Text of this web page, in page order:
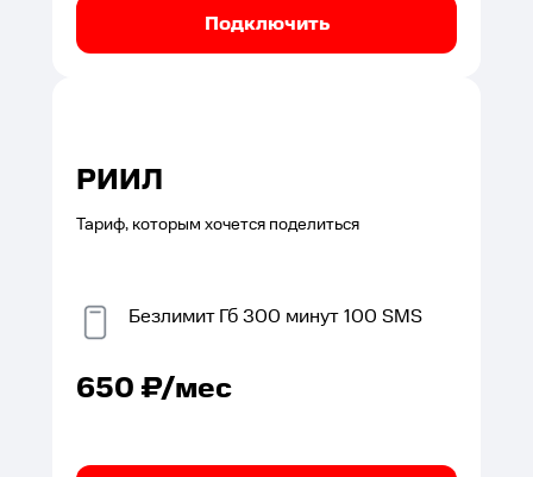
Подключить
РИИЛ
Тариф, которым хочется поделиться
БезлимитГб300 минут100 SMS
650₽/мес